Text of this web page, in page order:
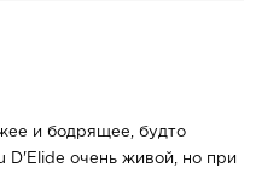
и бодрящее, будто
D'Elide очень живой, но при